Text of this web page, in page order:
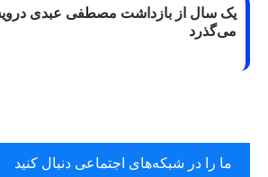
یک سال از بازداشت مصطفی عبدی
می‌گذرد
ما را در شبکه‌های اجتماعی دنبال کنید